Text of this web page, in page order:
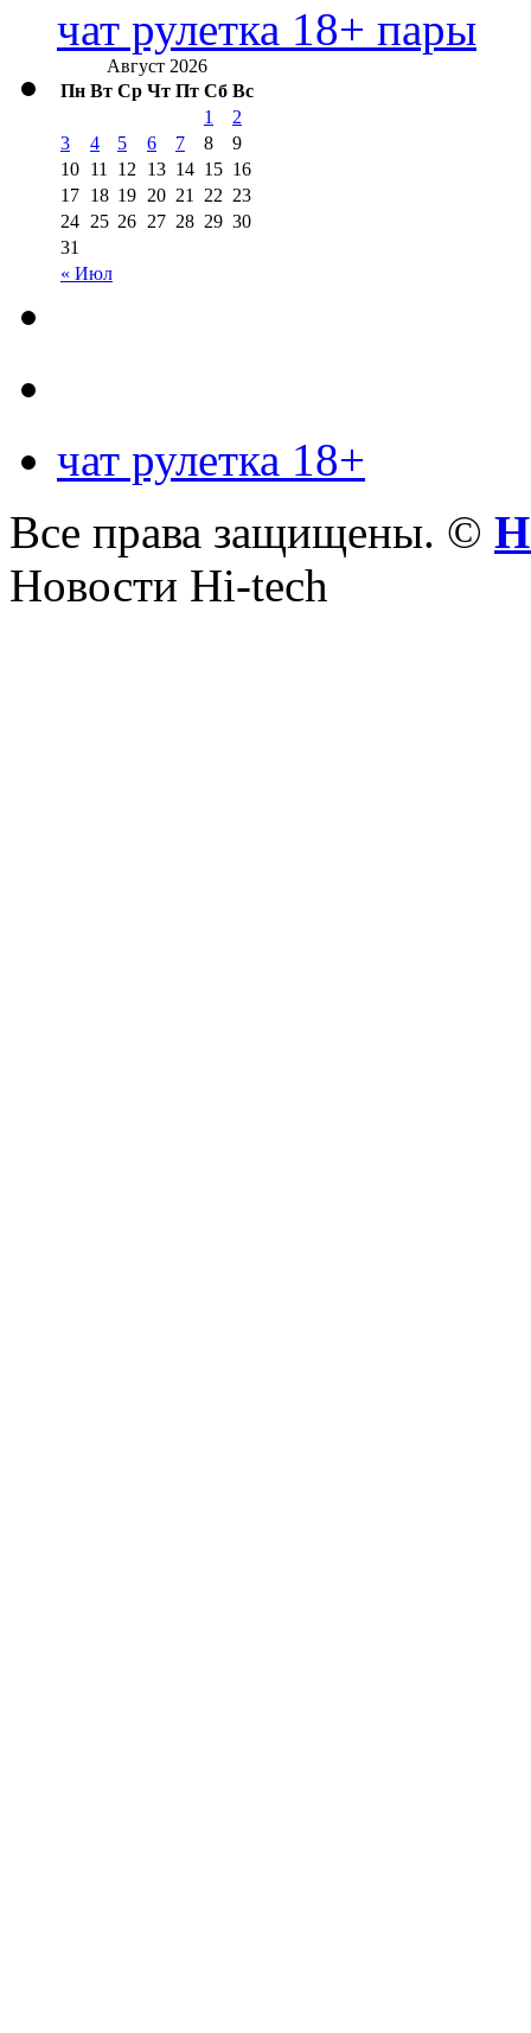
чат рулетка 18+ пары
Август 2026
Пн Вт Ср Чт Пт Сб Вс
« Июл
1
2
3
4 5 6 7 8
9
10 11 12 13 14 15 16
17 18 19 20 21 22 23
24 25 26 27 28 29 30
31
чат рулетка 18+
Все права защищены. ©
Новости Hi-tech